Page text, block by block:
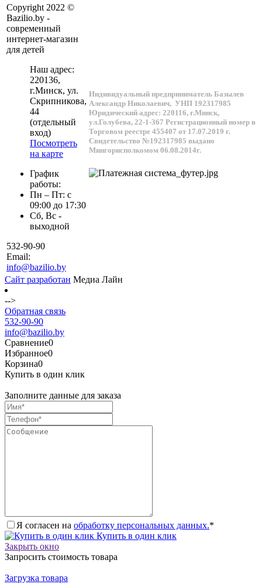
Copyright 2022 ©
Bazilio.by -
современный
интернет-магазин
для детей
Наш адрес:
220136,
г.Минск, ул.
Скрипникова,
44
(отдельный
вход)
Посмотреть
на карте
График
работы:
Пн – Пт: с
09:00 до 17:30
Сб, Вс -
выходной
532-90-90
Email:
info@bazilio.by
Индивидуальный предприниматель Базылев
Александр Николаевич, УНП 192317985
Юридический адрес: 220116, г.Минск,
ул.Голубева, 22-1-367 Регистрационный номер в
Торговом реестре 455407 от 17.07.2019 г.
Свидетельство №192317985 выдано
Мингорисполкомом 06.08.2014г.
Сайт разработан Медиа Лайн
-->
Обратная связь
532-90-90
info@bazilio.by
Сравнение0
Избранное0
Корзина0
Купить в один клик
Заполните данные для заказа
Я согласен на обработку персональных данных.*
Купить в один клик
Закрыть окно
Запросить стоимость товара
Загрузка товара